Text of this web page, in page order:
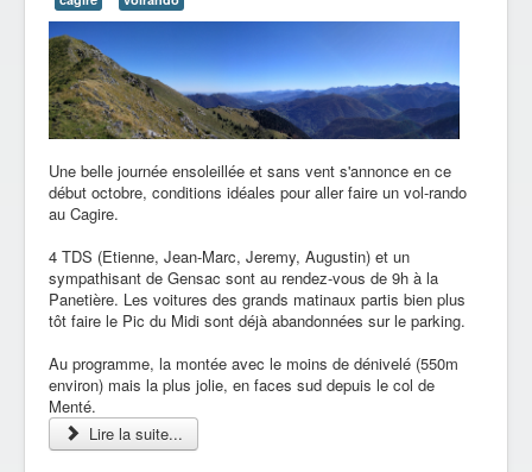
Une belle journée ensoleillée et sans vent s'annonce en ce
début octobre, conditions idéales pour aller faire un vol-rando
au Cagire.
4 TDS (Etienne, Jean-Marc, Jeremy, Augustin) et un
sympathisant de Gensac sont au rendez-vous de 9h à la
Panetière. Les voitures des grands matinaux partis bien plus
tôt faire le Pic du Midi sont déjà abandonnées sur le parking.
Au programme, la montée avec le moins de dénivelé (550m
environ) mais la plus jolie, en faces sud depuis le col de
Menté.
Lire la suite...